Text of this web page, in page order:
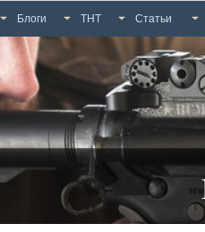
Блоги ТНТ Статьи